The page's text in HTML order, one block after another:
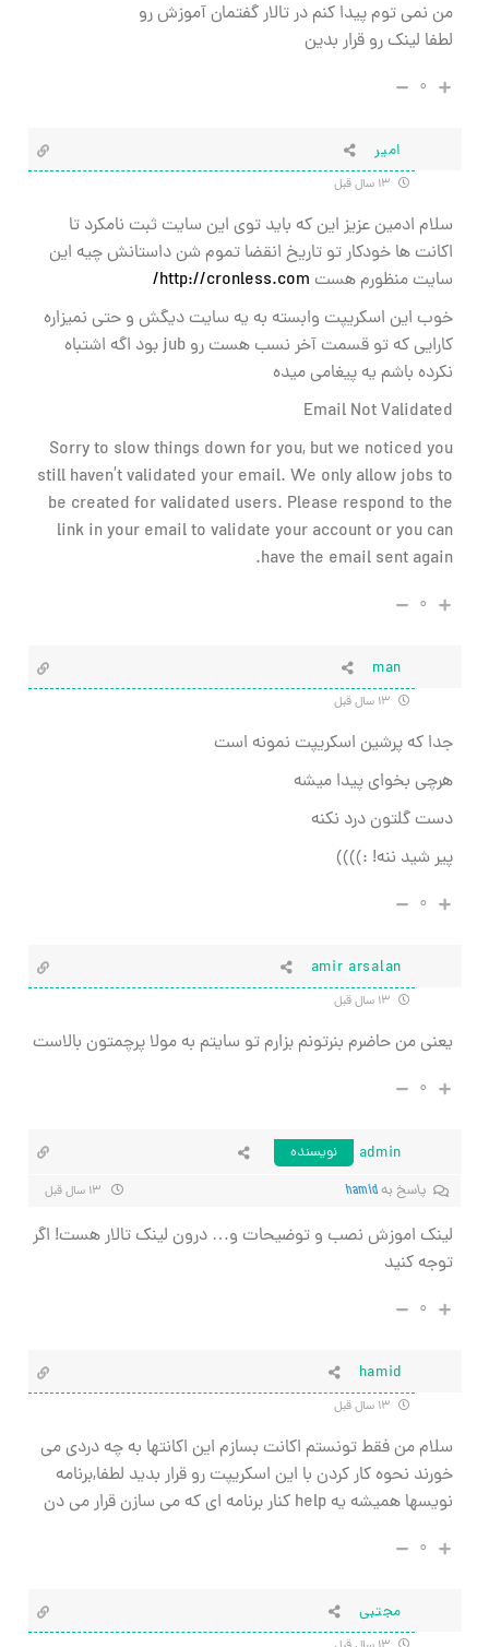
من نمي توم پيدا كنم در تالار گفتمان آموزش رو
لطفا لينك رو قرار بدين
۰
امیر
سلام ادمین عزیز این که باید توی این سایت ثبت نامکرد تا
اکانت ها خودکار تو تاریخ انقضا تموم شن داستانش چیه این
سایت منظورم هست http://cronless.com/
خوب این اسکریپت وابسته به یه سایت دیگش و حتی نمیزاره
کارایی که تو قسمت آخر نسب هست رو jub بود اگه اشتباه
نکرده باشم یه پیغامی میده
Email Not Validated
Sorry to slow things down for you, but we noticed you
still haven’t validated your email. We only allow jobs to
be created for validated users. Please respond to the
link in your email to validate your account or you can
have the email sent again.
۰
man
جدا که پرشین اسکریپت نمونه است
هرچی بخوای پیدا میشه
دست گلتون درد نکنه
پیر شید ننه! :))))
۰
amir arsalan
یعنی من حاضرم بنرتونم بزارم تو سایتم به مولا پرچمتون بالاست
۰
admin
نویسنده
پاسخ بهhamid
لینک اموزش نصب و توضیحات و… درون لینک تالار هست! اگر
توجه کنید
۰
hamid
سلام من فقط تونستم اكانت بسازم اين اكانتها به چه دردي مي
خورند نحوه كار كردن با اين اسكريپت رو قرار بديد لطفا,برنامه
نويسها هميشه يه help كنار برنامه اي كه مي سازن قرار مي دن
۰
مجتبی